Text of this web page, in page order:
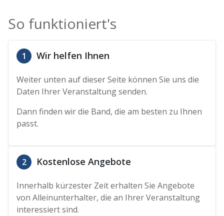
So funktioniert's
1 Wir helfen Ihnen
Weiter unten auf dieser Seite können Sie uns die
Daten Ihrer Veranstaltung senden.
Dann finden wir die Band, die am besten zu Ihnen
passt.
2 Kostenlose Angebote
Innerhalb kürzester Zeit erhalten Sie Angebote
von Alleinunterhalter, die an Ihrer Veranstaltung
interessiert sind.